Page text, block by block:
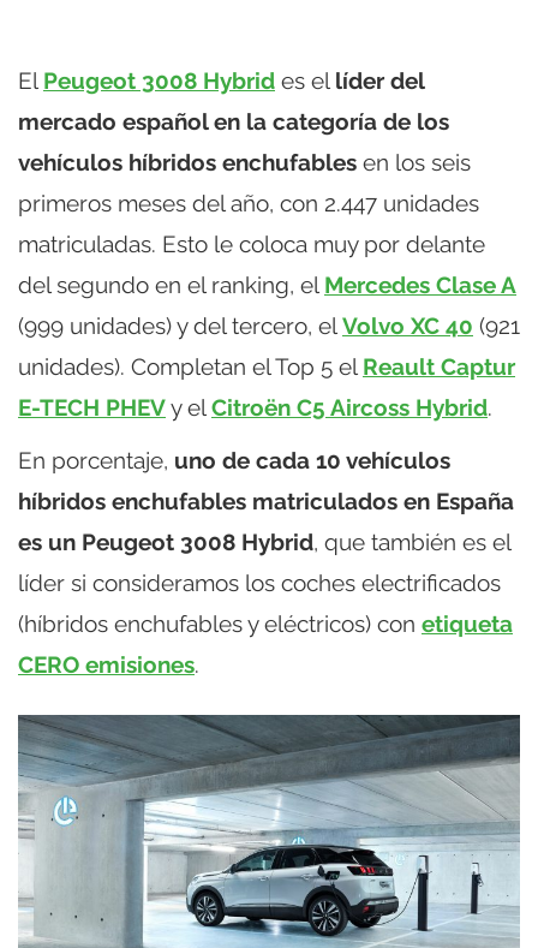
El Peugeot 3008 Hybrid es el líder del
mercado español en la categoría de los
vehículos híbridos enchufables en los seis
primeros meses del año, con 2.447 unidades
matriculadas. Esto le coloca muy por delante
del segundo en el ranking, el Mercedes Clase A
(999 unidades) y del tercero, elVolvo XC 40 (921
unidades). Completan el Top 5 el Reault Captur
E-TECH PHEVy elCitroën C5 Aircoss Hybrid.
En porcentaje, uno de cada 10 vehículos
híbridos enchufables matriculados en España
es un Peugeot 3008 Hybrid, que también es el
líder si consideramos los coches electrificados
(híbridos enchufables y eléctricos) con etiqueta
CERO emisiones.